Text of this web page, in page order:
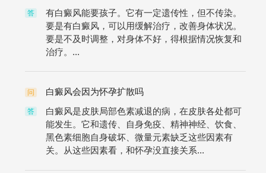
答
有白癜风能要孩子。它有一定遗传性，但不传染。
要是有白癜风，可以用缓解治疗，改善身体状况。
要是不及时调整，对身体不好，得根据情况恢复和
治疗。...
问 白癜风会因为怀孕扩散吗
答
白癜风是皮肤局部色素减退的病，在皮肤各处都可
能发生。它和遗传、自身免疫、精神神经、饮食、
黑色素细胞自身破坏、微量元素缺乏这些因素有
关。从这些因素看，和怀孕没直接关系...